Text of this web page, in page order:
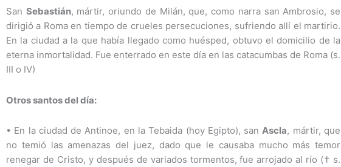
San Sebastián, mártir, oriundo de Milán, que, como narra san Ambrosio, se
dirigió a Roma en tiempo de crueles persecuciones, sufriendo allí el martirio.
En la ciudad a la que había llegado como huésped, obtuvo el domicilio de la
eterna inmortalidad. Fue enterrado en este día en las catacumbas de Roma (s.
III o IV)
Otros santos del día:
• En la ciudad de Antinoe, en la Tebaida (hoy Egipto), sanAscla, mártir, que
no temió las amenazas del juez, dado que le causaba mucho más temor
renegar de Cristo, y después de variados tormentos, fue arrojado al río († s.